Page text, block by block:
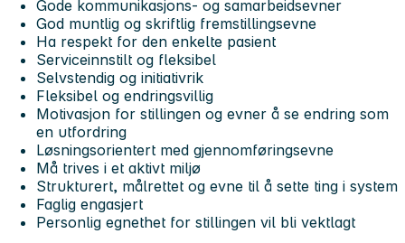
Gode kommunikasjons- og samarbeidsevner
God muntlig og skriftlig fremstillingsevne
Ha respekt for den enkelte pasient
Serviceinnstilt og fleksibel
Selvstendig og initiativrik
Fleksibel og endringsvillig
Motivasjon for stillingen og evner å se endring som
en utfordring
Løsningsorientert med gjennomføringsevne
Må trives i et aktivt miljø
Strukturert, målrettet og evne til å sette ting i system
Faglig engasjert
Personlig egnethet for stillingen vil bli vektlagt